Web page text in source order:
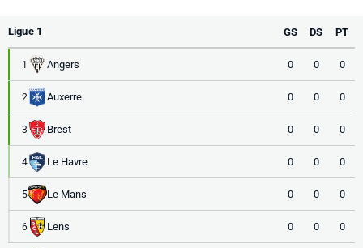
Ligue 1 GS DS PT
1 Angers 0 0 0
2 Auxerre 0 0 0
3 Brest 0 0 0
4 Le Havre 0 0 0
5 Le Mans 0 0 0
6 Lens 0 0 0